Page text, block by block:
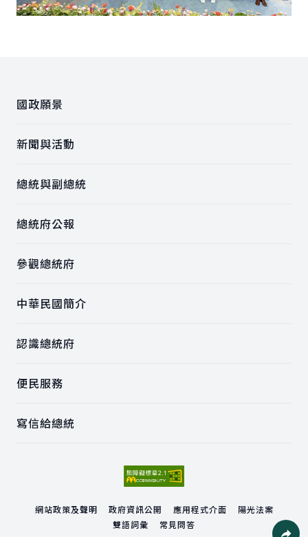
國政願景
新聞與活動
總統與副總統
總統府公報
參觀總統府
中華民國簡介
認識總統府
便民服務
寫信給總統
網站政策及聲明 政府資訊公開 應用程式介面
陽光法案
雙語詞彙
常見問答